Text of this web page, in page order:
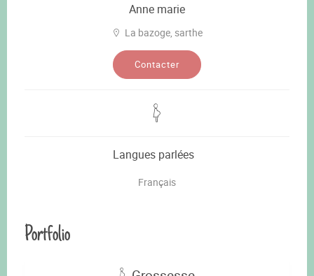
Anne marie
La bazoge, sarthe
Contacter
Langues parlées
Français
Portfolio